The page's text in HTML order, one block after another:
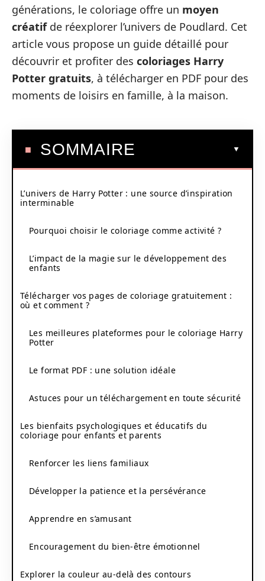
générations, le coloriage offre un moyen
créatifde réexplorer l’univers de Poudlard. Cet
article vous propose un guide détaillé pour
découvrir et profiter des coloriages Harry
Potter gratuits, à télécharger en PDF pour des
moments de loisirs en famille, à la maison.
SOMMAIRE
L’univers de Harry Potter : une source d’inspiration
interminable
Pourquoi choisir le coloriage comme activité ?
L’impact de la magie sur le développement des
enfants
Télécharger vos pages de coloriage gratuitement :
où et comment ?
Les meilleures plateformes pour le coloriage Harry
Potter
Le format PDF : une solution idéale
Astuces pour un téléchargement en toute sécurité
Les bienfaits psychologiques et éducatifs du
coloriage pour enfants et parents
Renforcer les liens familiaux
Développer la patience et la persévérance
Apprendre en s’amusant
Encouragement du bien-être émotionnel
Explorer la couleur au-delà des contours